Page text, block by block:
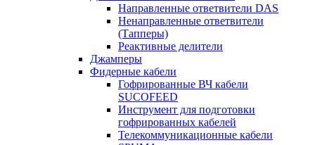
Направленные ответвители DAS
Ненаправленные ответвители
(Тапперы)
Реактивные делители
Джамперы
Фидерные кабели
Гофрированные ВЧ кабели
SUCOFEED
Инструмент для подготовки
гофрированных кабелей
Телекоммуникационные кабели